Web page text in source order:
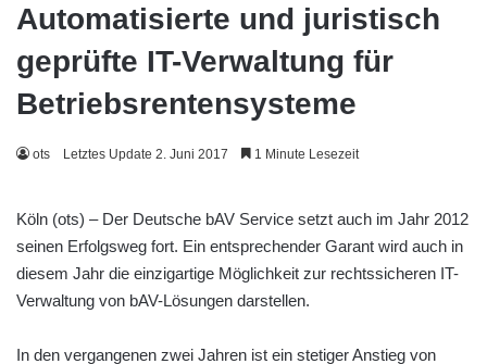
Automatisierte und juristisch
geprüfte IT-Verwaltung für
Betriebsrentensysteme
ots Letztes Update 2. Juni 2017 1 Minute Lesezeit
Köln (ots) – Der Deutsche bAV Service setzt auch im Jahr 2012
seinen Erfolgsweg fort. Ein entsprechender Garant wird auch in
diesem Jahr die einzigartige Möglichkeit zur rechtssicheren IT-
Verwaltung von bAV-Lösungen darstellen.
In den vergangenen zwei Jahren ist ein stetiger Anstieg von